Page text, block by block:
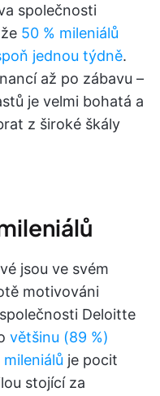
společnosti
50 % mileniálů
jednou týdně.
až po zábavu –
je velmi bohatá a
z široké škály
jsou ve svém
motivováni
Deloitte
většinu (89 %)
je pocit
stojící za